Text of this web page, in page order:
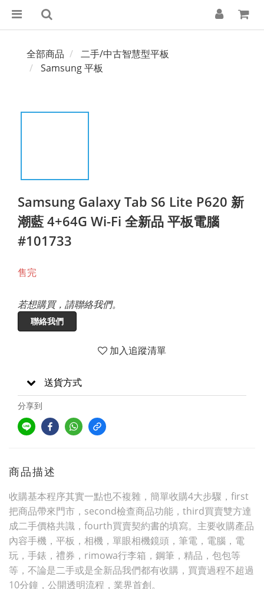
全部商品
二手/中古智慧型平板
Samsung 平板
Samsung Galaxy Tab S6 Lite P620 新
潮藍 4+64G Wi-Fi 全新品 平板電腦
#101733
售完
若想購買，請聯絡我們。
聯絡我們
加入追蹤清單
送貨方式
分享到
商品描述
收購基本程序其實一點也不複雜，簡單收購4大步驟，first
把商品帶來門市，second檢查商品功能，third買賣雙方達
成二手價格共識，fourth買賣契約書的填寫。主要收購產品
內容手機，平板，相機，單眼相機鏡頭，筆電，電腦，電
玩，手錶，禮券，rimowa行李箱，鋼筆，精品，包包等
等，不論是二手或是全新品我們都有收購，買賣過程不超過
10分鐘，公開透明流程，業界首創。